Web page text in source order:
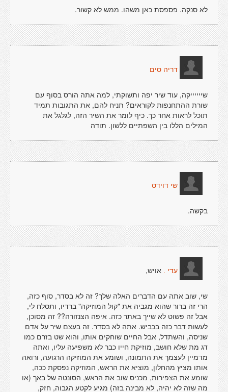
לא סנקה. פספסת כאן משהו. ממש לא קשור.
דריה סים
שייייייקה, עוד שיר יפה ותשוקתי, למה אתה הורס בסוף עם
שורת ההתחנפות לקוראים? תניח להם, את התגובות תמיד
תוכל לראות אחר כך. כיף לומר את השיר הזה, לגלגל את
המילים הללו בין השפתיים ללשון. תודה
שי דוידס
בקשה.
עדי . אויש,
שי, שוב אתה עם הדברים האלה שלך? זה לא בסדר, סוף כזה,
הרי זה ברור שהוא מגביה את "קול המוזיקה" ברדיו, ותסלח לי,
אבל זה פשוט לא שייך באתר כזה. איפה הצנזורה?? זה מסוכן,
לעשות דבר כזה בכביש. אתה לא בסדר. זה בעצם שיר על אדם
שניסה, והשתדל, אבל החיים שוחקים אותו, והוא שט בזרם כמו
דג מת שלא חושב, מוזיקת חייו כבר לא משפיעה עליו, ואתה
מדמיין לעצמך את התמונה, ושומע את המוזיקה הרגועה, ורואה
אותו מציץ מהחלון, מוציא את הראש, המוזיקה נפסקת ככה,
שומע את הצפירות, מכניס שוב את הראש, הסונטה של באך (או
מה שזה לא יהיה, לא מבינה בזה) מגיע לקטע הגבוה, חזק,